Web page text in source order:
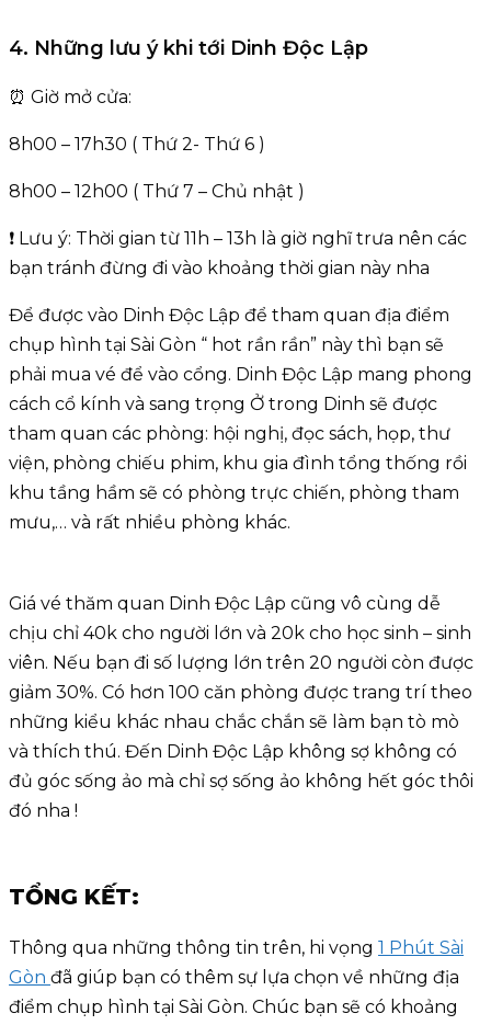
4. Những lưu ý khi tới Dinh Độc Lập
⏰ Giờ mở cửa:
8h00 – 17h30 ( Thứ 2- Thứ 6 )
8h00 – 12h00 ( Thứ 7 – Chủ nhật )
❗ Lưu ý: Thời gian từ 11h – 13h là giờ nghĩ trưa nên các
bạn tránh đừng đi vào khoảng thời gian này nha
Để được vào Dinh Độc Lập để tham quan địa điểm
chụp hình tại Sài Gòn “ hot rần rần” này thì bạn sẽ
phải mua vé để vào cổng. Dinh Độc Lập mang phong
cách cổ kính và sang trọng Ở trong Dinh sẽ được
tham quan các phòng: hội nghị, đọc sách, họp, thư
viện, phòng chiếu phim, khu gia đình tổng thống rồi
khu tầng hầm sẽ có phòng trực chiến, phòng tham
mưu,… và rất nhiều phòng khác.
Giá vé thăm quan Dinh Độc Lập cũng vô cùng dễ
chịu chỉ 40k cho người lớn và 20k cho học sinh – sinh
viên. Nếu bạn đi số lượng lớn trên 20 người còn được
giảm 30%. Có hơn 100 căn phòng được trang trí theo
những kiểu khác nhau chắc chắn sẽ làm bạn tò mò
và thích thú. Đến Dinh Độc Lập không sợ không có
đủ góc sống ảo mà chỉ sợ sống ảo không hết góc thôi
đó nha !
TỔNG KẾT:
Thông qua những thông tin trên, hi vọng 1 Phút Sài
Gòn đã giúp bạn có thêm sự lựa chọn về những địa
điểm chụp hình tại Sài Gòn. Chúc bạn sẽ có khoảng